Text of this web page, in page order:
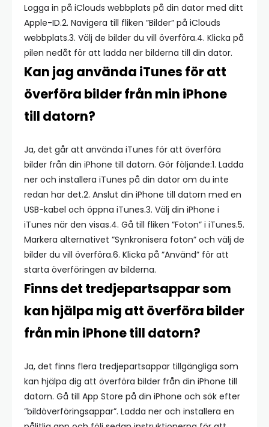
Logga in på iClouds webbplats på din dator med ditt
Apple-ID.2. Navigera till fliken ”Bilder” på iClouds
webbplats.3. Välj de bilder du vill överföra.4. Klicka på
pilen nedåt för att ladda ner bilderna till din dator.
Kan jag använda iTunes för att
överföra bilder från min iPhone
till datorn?
Ja, det går att använda iTunes för att överföra
bilder från din iPhone till datorn. Gör följande:1. Ladda
ner och installera iTunes på din dator om du inte
redan har det.2. Anslut din iPhone till datorn med en
USB-kabel och öppna iTunes.3. Välj din iPhone i
iTunes när den visas.4. Gå till fliken ”Foton” i iTunes.5.
Markera alternativet ”Synkronisera foton” och välj de
bilder du vill överföra.6. Klicka på ”Använd” för att
starta överföringen av bilderna.
Finns det tredjepartsappar som
kan hjälpa mig att överföra bilder
från min iPhone till datorn?
Ja, det finns flera tredjepartsappar tillgängliga som
kan hjälpa dig att överföra bilder från din iPhone till
datorn. Gå till App Store på din iPhone och sök efter
”bildöverföringsappar”. Ladda ner och installera en